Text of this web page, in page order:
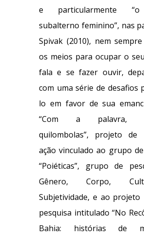
e particularmente
subalterno feminino”, nas
Spivak (2010), nem
os meios para ocupar o
fala e se fazer ouvir,
com uma série de desafios
lo em favor de sua
“Com a palavra,
quilombolas”, projeto de
ação vinculado ao grupo
“Poiéticas”, grupo de
Gênero, Corpo,
Subjetividade, e ao projeto
pesquisa intitulado “No
Bahia: histórias de